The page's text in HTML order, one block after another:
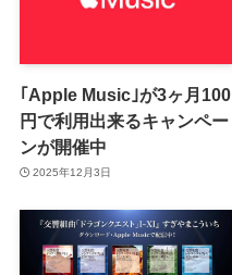
｢Apple Music｣が3ヶ月100
円で利用出来るキャンペー
ンが開催中
2025年12月3日